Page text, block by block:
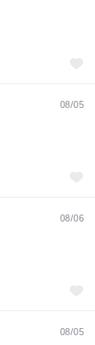
08/05
08/06
08/05